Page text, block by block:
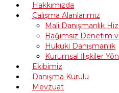
Hakkımızda
Çalışma Alanlarımız
Mali Danışmanlık
Bağımsız Denetim
Hukuki Danışmanlık
Kurumsal İlişkiler
Ekibimiz
Danışma Kurulu
Mevzuat